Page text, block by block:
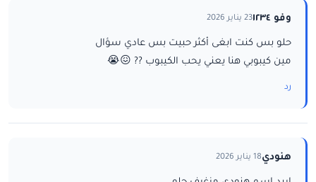
وفو ١٢٣٤ 23 يناير 2026
حلو بس كنت ابغى أكثر حبيت بس عادي سؤال
مين كيبوبي هنا يعني يحب الكيبوب ?? 😖😭
رد
هنودي18 يناير 2026